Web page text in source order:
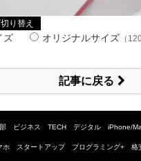
り替え
ズ オリジナルサイズ （
記事に戻る
ビジネス TECH デジタル iPhone/
ホ スタートアップ プログラミング+ 格